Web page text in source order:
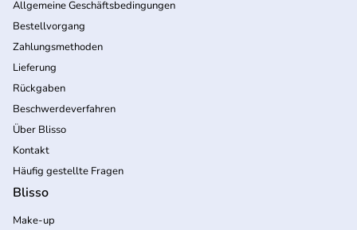
Allgemeine Geschäftsbedingungen
Bestellvorgang
Zahlungsmethoden
Lieferung
Rückgaben
Beschwerdeverfahren
Über Blisso
Kontakt
Häufig gestellte Fragen
Blisso
Make-up